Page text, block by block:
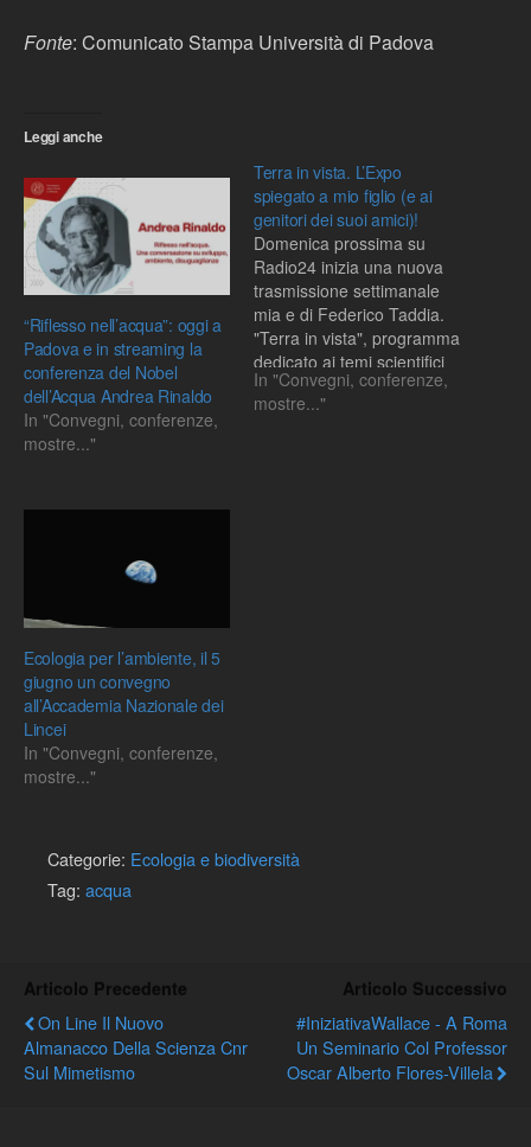
Fonte: Comunicato Stampa Università di Padova
Leggi anche
“Riflesso nell’acqua”: oggi a
Padova e in streaming la
conferenza del Nobel
dell’Acqua Andrea Rinaldo
In "Convegni, conferenze,
mostre..."
Terra in vista. L’Expo
spiegato a mio figlio (e ai
genitori dei suoi amici)!
Domenica prossima su
Radio24 inizia una nuova
trasmissione settimanale
mia e di Federico Taddia.
"Terra in vista", programma
dedicato ai temi scientifici
di EXPO, compresa
l’evoluzione del cibo e la
In "Convegni, conferenze,
mostre..."
Ecologia per l’ambiente, il 5
giugno un convegno
all’Accademia Nazionale dei
Lincei
In "Convegni, conferenze,
mostre..."
Categorie: Ecologia e biodiversità
Tag: acqua
Articolo Precedente
On Line Il Nuovo
Almanacco Della Scienza Cnr
Sul Mimetismo
Articolo Successivo
#IniziativaWallace - A Roma
Un Seminario Col Professor
Oscar Alberto Flores-Villela